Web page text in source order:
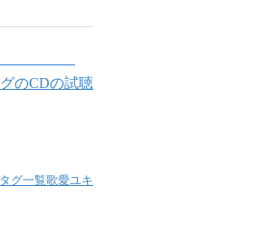
グのCDの試聴
タグ一覧歌愛ユキ